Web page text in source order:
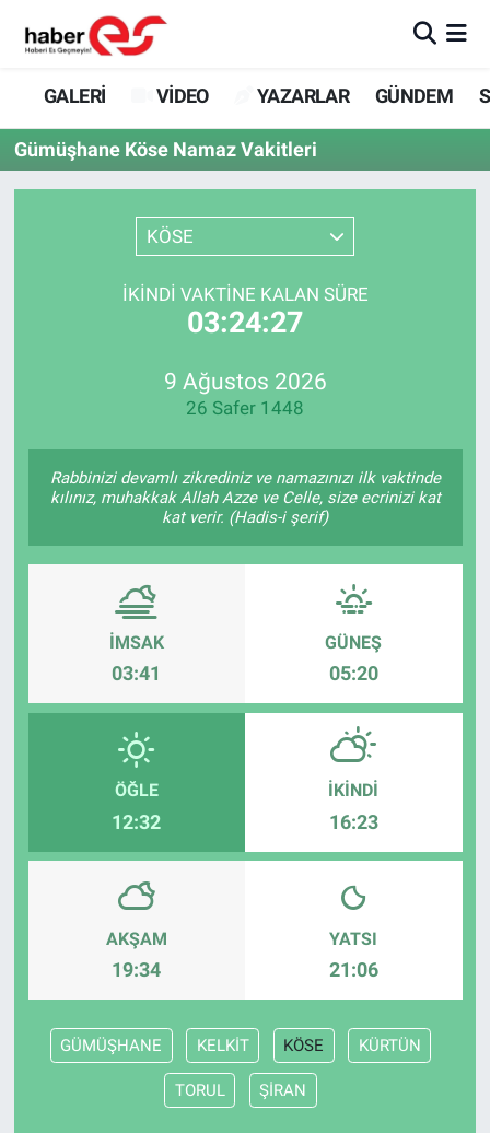
GALERİ VİDEO YAZARLAR GÜNDEM
Gümüşhane Köse Namaz Vakitleri
KÖSE
İKINDI VAKTINE KALAN SÜRE
03:24:27
9 Ağustos 2026
26 Safer 1448
Rabbinizi devamlı zikrediniz ve namazınızı ilk vaktinde
kılınız, muhakkak Allah Azze ve Celle, size ecrinizi kat
kat verir. (Hadis-i şerif)
İMSAK
03:41
GÜNEŞ
05:20
ÖĞLE
12:32
İKINDI
16:23
AKŞAM
19:34
YATSI
21:06
GÜMÜŞHANE KELKİT KÖSE KÜRTÜN
TORUL ŞİRAN
GALERİ
VİDEO
YAZARLAR
GÜNDEM
SİYASET
SPOR
Eskişehir Nöbetçi Eczaneler
Eskişehir Hava Durumu
Eskişehir Trafik Yoğunluk Haritası
Süper Lig Puan Durumu ve Fikstür
Tüm Manşetler